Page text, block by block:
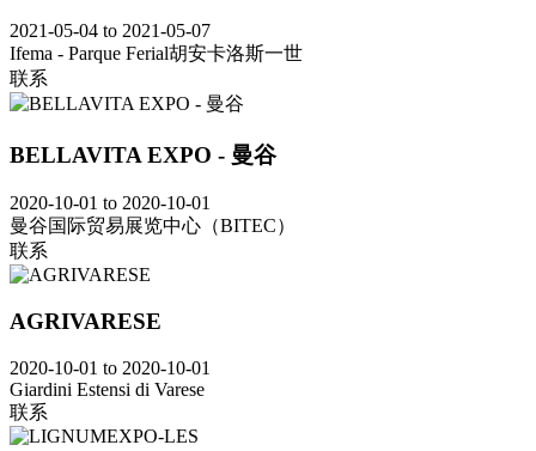
2021-05-04 to 2021-05-07
Ifema - Parque Ferial胡安卡洛斯一世
联系
BELLAVITA EXPO - 曼谷
2020-10-01 to 2020-10-01
曼谷国际贸易展览中心（BITEC）
联系
AGRIVARESE
2020-10-01 to 2020-10-01
Giardini Estensi di Varese
联系